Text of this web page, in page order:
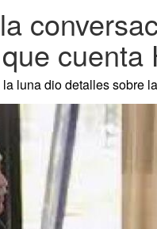
cuenta
luna dio detalles sobre